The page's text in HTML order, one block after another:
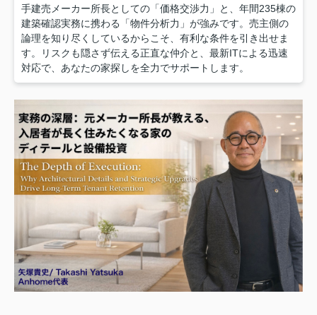
手建売メーカー所長としての「価格交渉力」と、年間235棟の
建築確認実務に携わる「物件分析力」が強みです。売主側の
論理を知り尽くしているからこそ、有利な条件を引き出せま
す。リスクも隠さず伝える正直な仲介と、最新ITによる迅速
対応で、あなたの家探しを全力でサポートします。